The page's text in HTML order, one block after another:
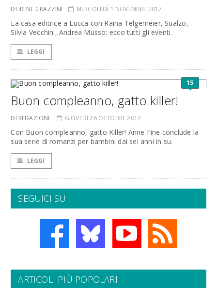
DI IRENE GRAZZINI MERCOLEDÌ 1 NOVEMBRE 2017
La casa editrice a Lucca con Raina Telgemeier, Sualzo,
Silvia Vecchini, Andrea Musso: ecco tutti gli eventi.
LEGGI
15
Buon compleanno, gatto killer!
DI REDAZIONE GIOVEDÌ 26 OTTOBRE 2017
Con Buon compleanno, gatto Killer! Anne Fine conclude la
sua serie di romanzi per bambini dai sei anni in su.
LEGGI
SEGUICI SU
ARTICOLI PIÙ POPOLARI